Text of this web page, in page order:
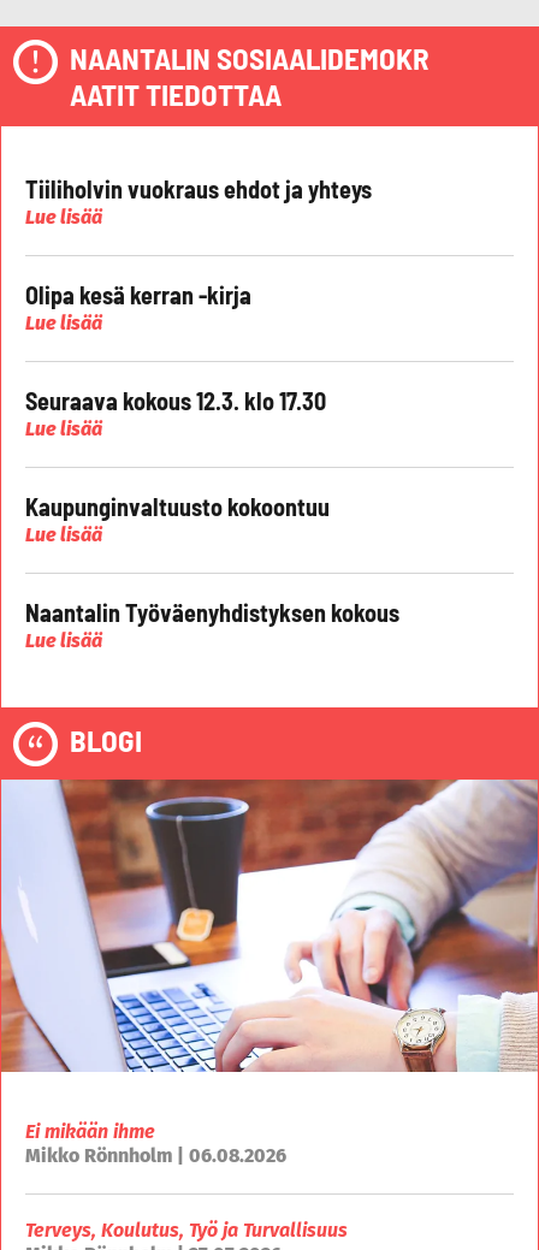
NAANTALIN SOSIAALIDEMOKR
AATIT TIEDOTTAA
Tiiliholvin vuokraus ehdot ja yhteys
Lue lisää
Olipa kesä kerran -kirja
Lue lisää
Seuraava kokous 12.3. klo 17.30
Lue lisää
Kaupunginvaltuusto kokoontuu
Lue lisää
Naantalin Työväenyhdistyksen kokous
Lue lisää
BLOGI
Ei mikään ihme
Mikko Rönnholm | 06.08.2026
Terveys, Koulutus, Työ ja Turvallisuus